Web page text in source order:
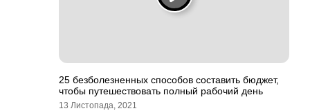
25 безболезненных способов составить бюджет,
чтобы путешествовать полный рабочий день
13 Листопада, 2021